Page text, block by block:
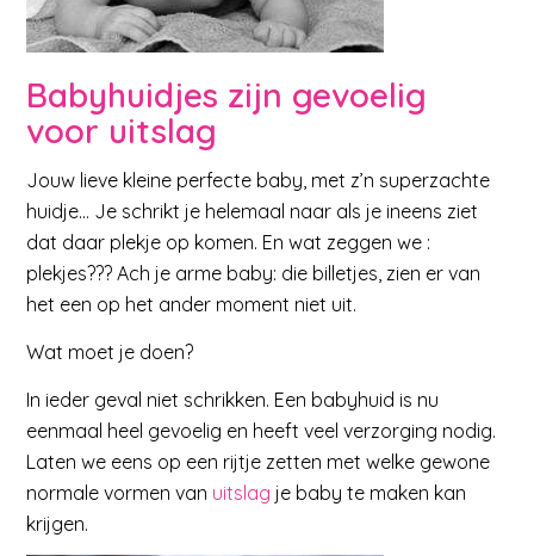
Babyhuidjes zijn gevoelig
voor uitslag
Jouw lieve kleine perfecte baby, met z’n superzachte
huidje… Je schrikt je helemaal naar als je ineens ziet
dat daar plekje op komen. En wat zeggen we :
plekjes??? Ach je arme baby: die billetjes, zien er van
het een op het ander moment niet uit.
Wat moet je doen?
In ieder geval niet schrikken. Een babyhuid is nu
eenmaal heel gevoelig en heeft veel verzorging nodig.
Laten we eens op een rijtje zetten met welke gewone
normale vormen van uitslag je baby te maken kan
krijgen.